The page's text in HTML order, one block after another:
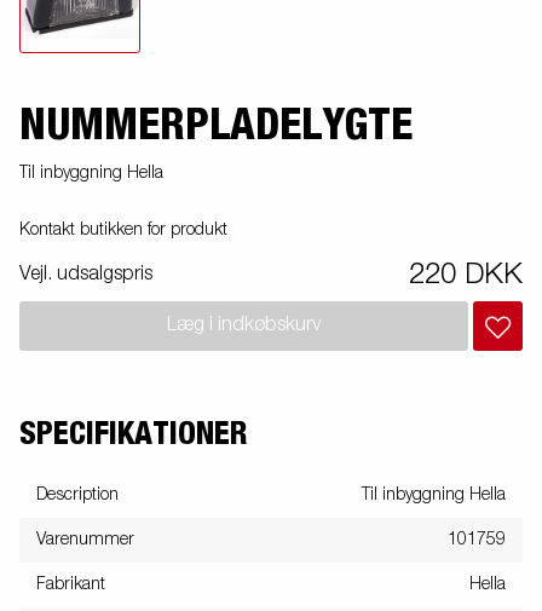
NUMMERPLADELYGTE
Til inbyggning Hella
Kontakt butikken for produkt
Vejl. udsalgspris 220 DKK
Læg i indkøbskurv
SPECIFIKATIONER
Description Til inbyggning Hella
Varenummer 101759
Fabrikant Hella